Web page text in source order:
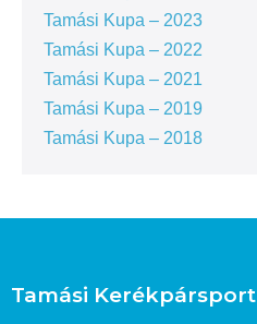
Tamási Kupa – 2023
Tamási Kupa – 2022
Tamási Kupa – 2021
Tamási Kupa – 2019
Tamási Kupa – 2018
Tamási Kerékpársport